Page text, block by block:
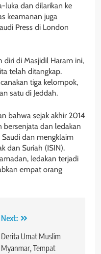
luka dan dilarikan ke
keamanan juga
Press di London
diri di Masjidil Haram ini,
telah ditangkap.
tiga kelompok,
satu di Jeddah.
bahwa sejak akhir 2014
bersenjata dan ledakan
dan mengklaim
dan Suriah (ISIN).
ledakan terjadi
empat orang
Next:
Derita Umat Muslim
Myanmar, Tempat